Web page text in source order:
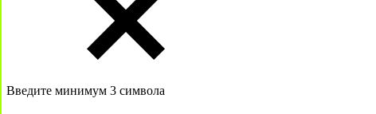
Введите минимум 3 символа